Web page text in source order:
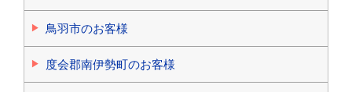
鳥羽市のお客様
度会郡南伊勢町のお客様